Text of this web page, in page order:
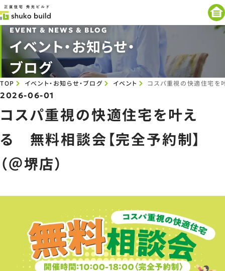
EVENT & NEWS & BLOG
イベント・お知らせ・
ブログ
TOP イベント・お知らせ・ブログ イベント コスパ重視の快適住宅を
2026-06-01
コスパ重視の快適住宅を叶え
る 無料相談会【完全予約制】
（＠堺店）